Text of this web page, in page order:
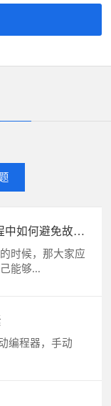
中如何避免故
时候，那大家应
能够...
编程器，手动